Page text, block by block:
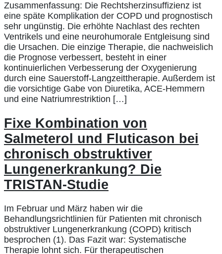
Zusammenfassung: Die Rechtsherzinsuffizienz ist
eine späte Komplikation der COPD und prognostisch
sehr ungünstig. Die erhöhte Nachlast des rechten
Ventrikels und eine neurohumorale Entgleisung sind
die Ursachen. Die einzige Therapie, die nachweislich
die Prognose verbessert, besteht in einer
kontinuierlichen Verbesserung der Oxygenierung
durch eine Sauerstoff-Langzeittherapie. Außerdem ist
die vorsichtige Gabe von Diuretika, ACE-Hemmern
und eine Natriumrestriktion […]
Fixe Kombination von
Salmeterol und Fluticason bei
chronisch obstruktiver
Lungenerkrankung? Die
TRISTAN-Studie
Im Februar und März haben wir die
Behandlungsrichtlinien für Patienten mit chronisch
obstruktiver Lungenerkrankung (COPD) kritisch
besprochen (1). Das Fazit war: Systematische
Therapie lohnt sich. Für therapeutischen